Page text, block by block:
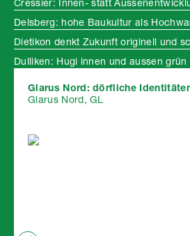
Cressier: Innen- statt
Delsberg: hohe Baukultur als
Dietikon denkt Zukunft originell und
Dulliken: Hugi innen und aussen grün
Glarus Nord: dörfliche
Glarus Nord, GL